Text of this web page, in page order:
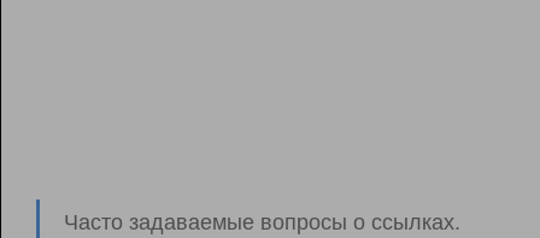
Часто задаваемые вопросы о ссылках.